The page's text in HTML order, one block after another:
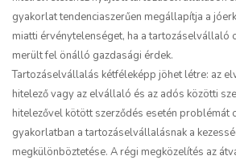
gyakorlat tendenciaszerűen megállapítja a
miatti érvénytelenséget, ha a tartozáselvállaló
merült fel önálló gazdasági érdek.
Tartozáselvállalás kétféleképp jöhet létre: az
hitelező vagy az elvállaló és az adós közötti
hitelezővel kötött szerződés esetén problémát
gyakorlatban a tartozáselvállalásnak a
megkülönböztetése. A régi megközelítés az